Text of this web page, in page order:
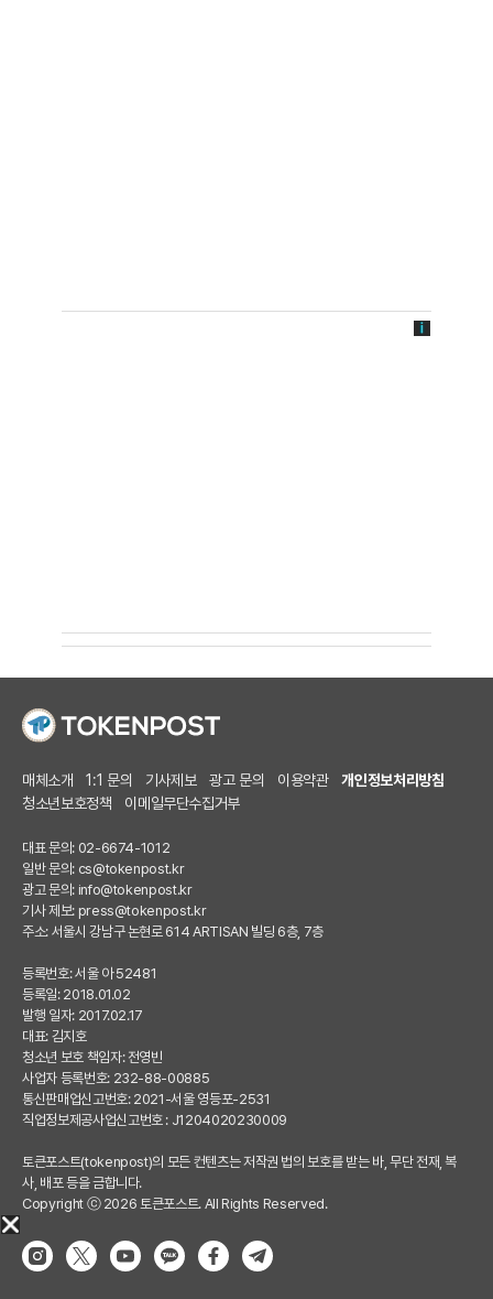
매체소개 1:1 문의 기사제보 광고 문의 이용약관
개인정보처리방침
청소년보호정책
이메일무단수집거부
대표 문의: 02-6674-1012
일반 문의: cs@tokenpost.kr
광고 문의: info@tokenpost.kr
기사 제보: press@tokenpost.kr
주소: 서울시 강남구 논현로 614 ARTISAN 빌딩 6층, 7층
등록번호: 서울 아 52481
등록일: 2018.01.02
발행 일자: 2017.02.17
대표: 김지호
청소년 보호 책임자: 전영빈
사업자 등록번호: 232-88-00885
통신판매업신고번호: 2021-서울 영등포-2531
직업정보제공사업신고번호 : J1204020230009
토큰포스트(tokenpost)의 모든 컨텐츠는 저작권 법의 보호를 받는 바, 무단 전재, 복
사, 배포 등을 금합니다.
Copyright ⓒ 2026 토큰포스트. All Rights Reserved.